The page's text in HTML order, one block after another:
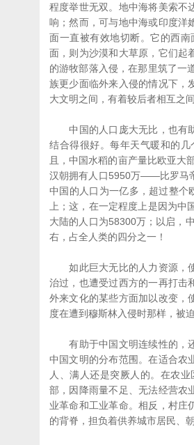
程度举世无双。地中海将美索不
响；然而，可与地中海或印度洋
面一直被有效地切断。它的西
面，则为沙漠和大草原，它们
的游牧部落入侵，在那里筑了一
族更少面临外来入侵的情况下
大文明之间，有着较后者相互之
中国的人口庞大无比，也有助
结合得很好。每年天气暖和的
且，中国水稻的亩产量比欧亚大
汉朝拥有人口5950万――比罗马
中国的人口为一亿多，超过整个
上；这，在一定程度上是因为
大陆的人口为58300万；以启，
右，占全人类的四分之一！
如此巨大无比的人力资源，使
治过，也遭受过西方的一再打击
外来文化的某些方面加以改变，
度在遭到穆斯林入侵时那样，被
有助于中国文明连续性的，还
中国文明的分布范围。在适合农
人、满人还是突厥人的。在农
部，因降雨量不足、无法经营农
业革命和工业革命。相反，村庄
的背脊，担负着供养城市居民、